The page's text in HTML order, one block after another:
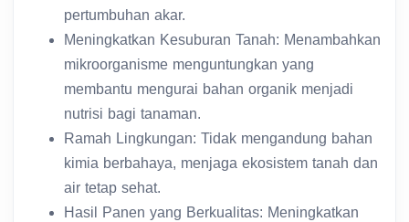
pertumbuhan akar.
Meningkatkan Kesuburan Tanah: Menambahkan
mikroorganisme menguntungkan yang
membantu mengurai bahan organik menjadi
nutrisi bagi tanaman.
Ramah Lingkungan: Tidak mengandung bahan
kimia berbahaya, menjaga ekosistem tanah dan
air tetap sehat.
Hasil Panen yang Berkualitas: Meningkatkan